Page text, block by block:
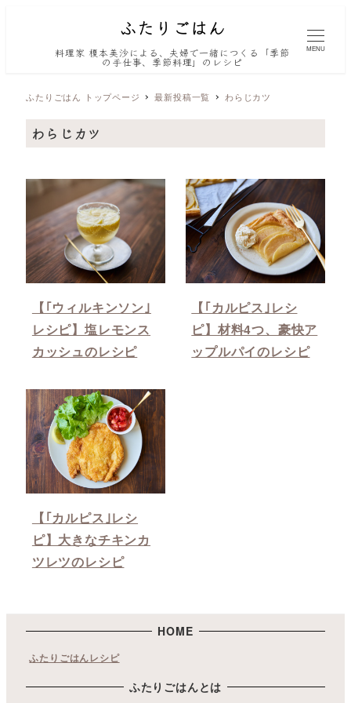
料理家 榎本美沙による、夫婦で一緒につくる「季節
の手仕事、季節料理」のレシピ
MENU
ふたりごはん トップページ 最新投稿一覧 わらじカツ
わらじカツ
【｢ウィルキンソン｣
レシピ】塩レモンス
カッシュのレシピ
【｢カルピス｣レシ
ピ】材料4つ、豪快ア
ップルパイのレシピ
【｢カルピス｣レシ
ピ】大きなチキンカ
ツレツのレシピ
HOME
ふたりごはんレシピ
ふたりごはんとは